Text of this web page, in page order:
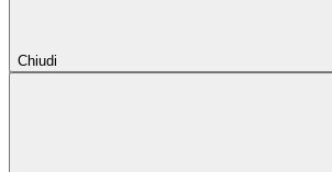
Chiudi